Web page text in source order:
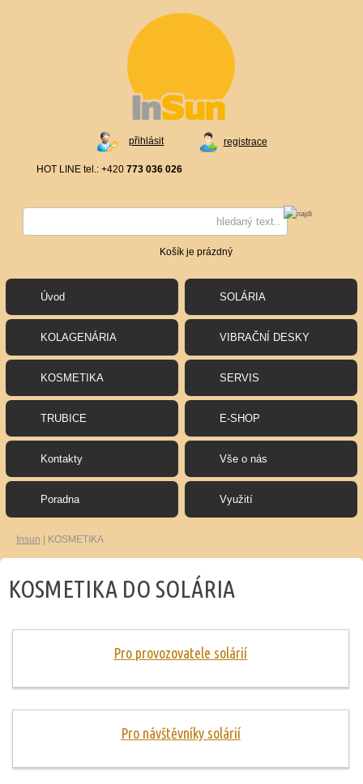
registrace
přihlásit
HOT LINE tel.: +420 773 036 026
Košík je prázdný
Úvod SOLÁRIA
KOLAGENÁRIA VIBRAČNÍ DESKY
KOSMETIKA SERVIS
TRUBICE E-SHOP
Kontakty Vše o nás
Poradna Využití
Insun KOSMETIKA
KOSMETIKA DO SOLÁRIA
Pro provozovatele solárií
Pro návštěvníky solárií